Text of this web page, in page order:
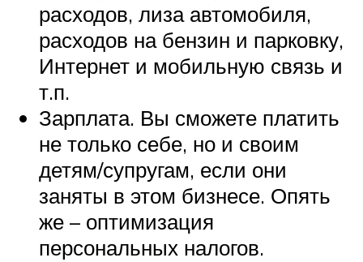
расходов, лиза автомобиля,
расходов на бензин и парковку,
Интернет и мобильную связь и
т.п.
Зарплата. Вы сможете платить
не только себе, но и своим
детям/супругам, если они
заняты в этом бизнесе. Опять
же – оптимизация
персональных налогов.